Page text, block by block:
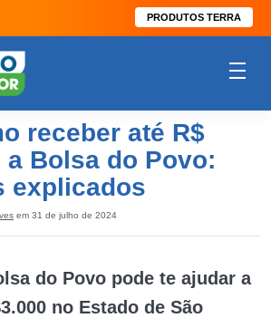
PRODUTOS TERRA
receber até R$
a Bolsa do Povo:
explicados
em 31 de julho de 2024
do Povo pode te ajudar a
no Estado de São